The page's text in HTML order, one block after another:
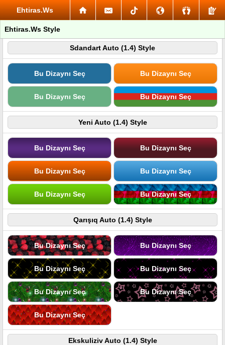
Ehtiras.Ws
Ehtiras.Ws Style
Sdandart Auto (1.4) Style
Bu Dizaynı Seç Bu Dizaynı Seç
Bu Dizaynı Seç Bu Dizaynı Seç
Yeni Auto (1.4) Style
Bu Dizaynı Seç Bu Dizaynı Seç
Bu Dizaynı Seç Bu Dizaynı Seç
Bu Dizaynı Seç Bu Dizaynı Seç
Qarışıq Auto (1.4) Style
Bu Dizaynı Seç Bu Dizaynı Seç
Bu Dizaynı Seç Bu Dizaynı Seç
Bu Dizaynı Seç Bu Dizaynı Seç
Bu Dizaynı Seç
Ekskuliziv Auto (1.4) Style